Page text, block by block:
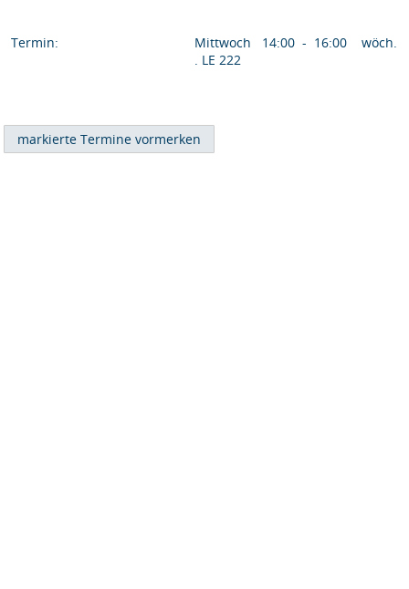
Termin:
Mittwoch 14:00 - 16:00 wöch.
. LE 222